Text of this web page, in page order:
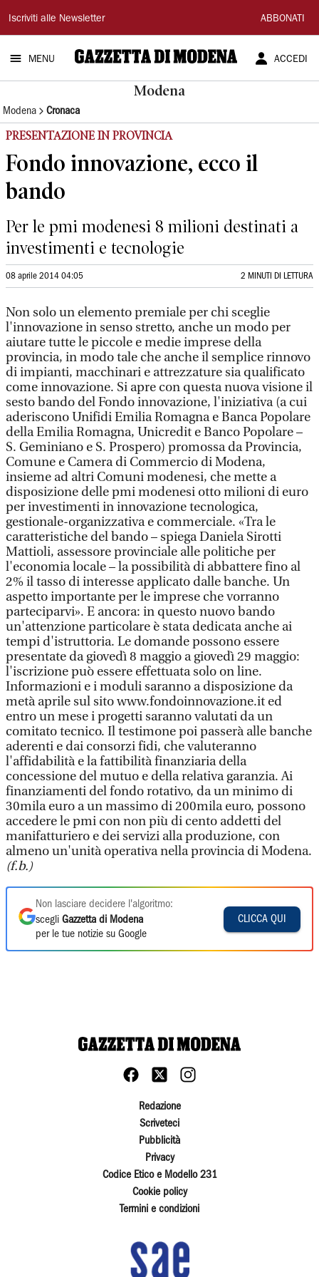
Gazzetta
di
Modena
Iscriviti alle Newsletter ABBONATI
MENU ACCEDI
Modena
Modena Cronaca
PRESENTAZIONE IN PROVINCIA
Fondo innovazione, ecco il
bando
Per le pmi modenesi 8 milioni destinati a
investimenti e tecnologie
08 aprile 2014 04:05 2 MINUTI DI LETTURA
Non solo un elemento premiale per chi sceglie
l'innovazione in senso stretto, anche un modo per
aiutare tutte le piccole e medie imprese della
provincia, in modo tale che anche il semplice rinnovo
di impianti, macchinari e attrezzature sia qualificato
come innovazione. Si apre con questa nuova visione il
sesto bando del Fondo innovazione, l'iniziativa (a cui
aderiscono Unifidi Emilia Romagna e Banca Popolare
della Emilia Romagna, Unicredit e Banco Popolare –
S. Geminiano e S. Prospero) promossa da Provincia,
Comune e Camera di Commercio di Modena,
insieme ad altri Comuni modenesi, che mette a
disposizione delle pmi modenesi otto milioni di euro
per investimenti in innovazione tecnologica,
gestionale-organizzativa e commerciale. «Tra le
caratteristiche del bando – spiega Daniela Sirotti
Mattioli, assessore provinciale alle politiche per
l'economia locale – la possibilità di abbattere fino al
2% il tasso di interesse applicato dalle banche. Un
aspetto importante per le imprese che vorranno
parteciparvi». E ancora: in questo nuovo bando
un'attenzione particolare è stata dedicata anche ai
tempi d'istruttoria. Le domande possono essere
presentate da giovedì 8 maggio a giovedì 29 maggio:
l'iscrizione può essere effettuata solo on line.
Informazioni e i moduli saranno a disposizione da
metà aprile sul sito www.fondoinnovazione.it ed
entro un mese i progetti saranno valutati da un
comitato tecnico. Il testimone poi passerà alle banche
aderenti e dai consorzi fidi, che valuteranno
l'affidabilità e la fattibilità finanziaria della
concessione del mutuo e della relativa garanzia. Ai
finanziamenti del fondo rotativo, da un minimo di
30mila euro a un massimo di 200mila euro, possono
accedere le pmi con non più di cento addetti del
manifatturiero e dei servizi alla produzione, con
almeno un'unità operativa nella provincia di Modena.
(f.b.)
Non lasciare decidere l'algoritmo:
scegli Gazzetta di Modena
per le tue notizie su Google
CLICCA QUI
Redazione
Scriveteci
Pubblicità
Privacy
Codice Etico e Modello 231
Cookie policy
Termini e condizioni